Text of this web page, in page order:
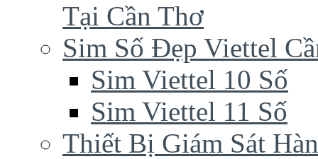
Tại Cần Thơ
Sim Số Đẹp Viettel
Sim Viettel 10 Số
Sim Viettel 11 Số
Thiết Bị Giám Sát